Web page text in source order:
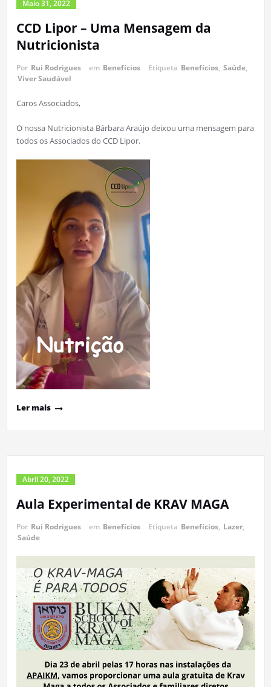
Maio 31, 2022
CCD Lipor – Uma Mensagem da
Nutricionista
Por Rui Rodrigues em Benefícios Etiqueta Benefícios, Saúde,
Viver Saudável
Caros Associados,
O nossa Nutricionista Bárbara Araújo deixou uma mensagem para
todos os Associados do CCD Lipor.
Ler mais
Abril 20, 2022
Aula Experimental de KRAV MAGA
Por Rui Rodrigues em Benefícios Etiqueta Benefícios, Lazer,
Saúde